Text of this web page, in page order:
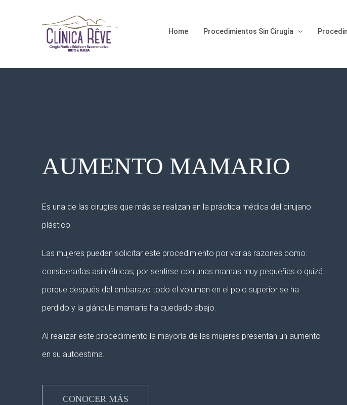
Home Procedimientos Sin Cirugía
AUMENTO MAMARIO
Es una de las cirugías que más se realizan en la práctica médica del cirujano
plástico.
Las mujeres pueden solicitar este procedimiento por varias razones como:
considerarlas asimétricas, por sentirse con unas mamas muy pequeñas o quizá
porque después del embarazo todo el volumen en el polo superior se ha
perdido y la glándula mamaria ha quedado abajo.
Al realizar este procedimiento la mayoría de las mujeres presentan un aumento
en su autoestima.
CONOCER MÁS